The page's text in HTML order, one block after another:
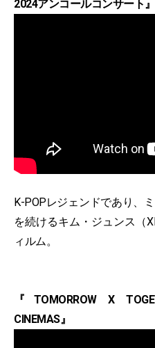
2024アンコールコンサート』
K-POPレジェンドであり、
を続けるキム・ジュンス（
ィルム。
『TOMORROW X
CINEMAS』